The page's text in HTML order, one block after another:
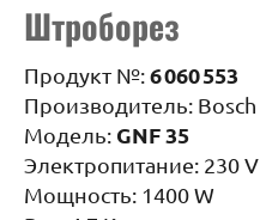
Штроборез
Продукт №:6 060 553
Производитель: Bosch
Модель: GNF 35
Электропитание: 230 V
Мощность: 1400 W